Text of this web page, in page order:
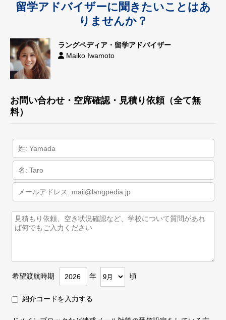
留学アドバイザーに聞きたいことはあ
りませんか？
ラングペディア・留学アドバイザー
Maiko Iwamoto
お問い合わせ・空席確認・見積り依頼（全て無
料）
希望渡航時期 年 頃
紹介コードを入力する